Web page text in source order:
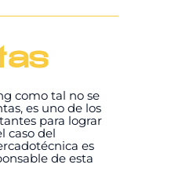
como tal no se
es uno de los
para lograr
caso del
es
de esta